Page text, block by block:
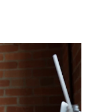
PROMOCIONES
CR (ES)